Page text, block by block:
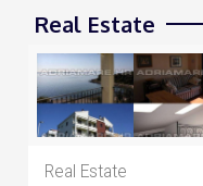
Real Estate
Real Estate